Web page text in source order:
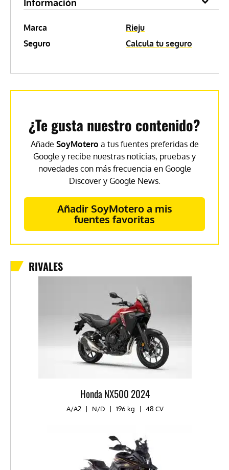
Información
Marca
Rieju
Seguro
Calcula tu seguro
¿Te gusta nuestro contenido?
Añade SoyMotero a tus fuentes preferidas de
Google y recibe nuestras noticias, pruebas y
novedades con más frecuencia en Google
Discover y Google News.
Añadir SoyMotero a mis
fuentes favoritas
RIVALES
Honda NX500 2024
A/A2 | N/D | 196 kg | 48 CV